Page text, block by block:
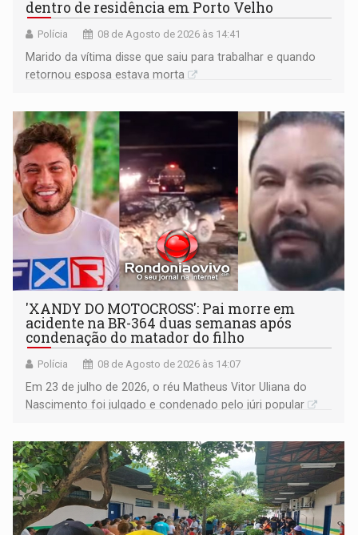
dentro de residência em Porto Velho
Polícia 08 de Agosto de 2026 às 14:41
Marido da vítima disse que saiu para trabalhar e quando
retornou esposa estava morta
'XANDY DO MOTOCROSS': Pai morre em
acidente na BR-364 duas semanas após
condenação do matador do filho
Polícia 08 de Agosto de 2026 às 14:07
Em 23 de julho de 2026, o réu Matheus Vitor Uliana do
Nascimento foi julgado e condenado pelo júri popular